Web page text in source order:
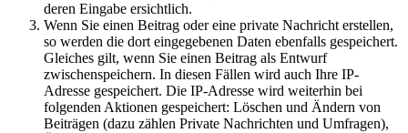
deren Eingabe ersichtlich.
Wenn Sie einen Beitrag oder eine private Nachricht erstellen,
so werden die dort eingegebenen Daten ebenfalls gespeichert.
Gleiches gilt, wenn Sie einen Beitrag als Entwurf
zwischenspeichern. In diesen Fällen wird auch Ihre IP-
Adresse gespeichert. Die IP-Adresse wird weiterhin bei
folgenden Aktionen gespeichert: Löschen und Ändern von
Beiträgen (dazu zählen Private Nachrichten und Umfragen),